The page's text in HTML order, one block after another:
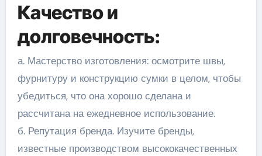
Качество и
долговечность:
а. Мастерство изготовления: осмотрите швы,
фурнитуру и конструкцию сумки в целом, чтобы
убедиться, что она хорошо сделана и
рассчитана на ежедневное использование.
б. Репутация бренда. Изучите бренды,
известные производством высококачественных